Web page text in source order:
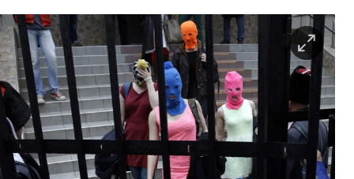
sport
berlin
nord
wahrheit
verlag